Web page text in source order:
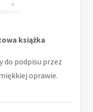
książka
do podpisu przez
oprawie.